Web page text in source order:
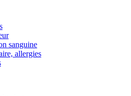
sanguine
allergies